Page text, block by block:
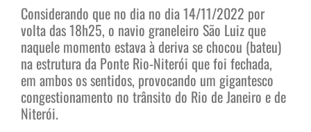
Considerando que no dia no dia 14/11/2022 por
volta das 18h25, o navio graneleiro São Luiz que
naquele momento estava à deriva se chocou (bateu)
na estrutura da Ponte Rio-Niterói que foi fechada,
em ambos os sentidos, provocando um gigantesco
congestionamento no trânsito do Rio de Janeiro e de
Niterói.